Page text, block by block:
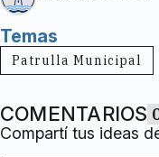
Temas
Patrulla Municipal
COMENTARIOS
Compartí tus ideas